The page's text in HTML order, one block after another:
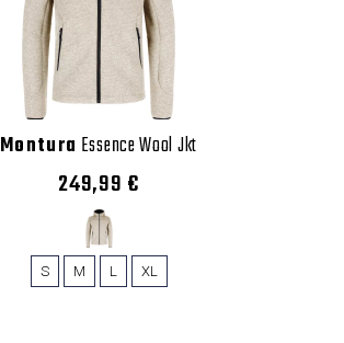
Montura Essence Wool Jkt
249,99 €
S M L XL